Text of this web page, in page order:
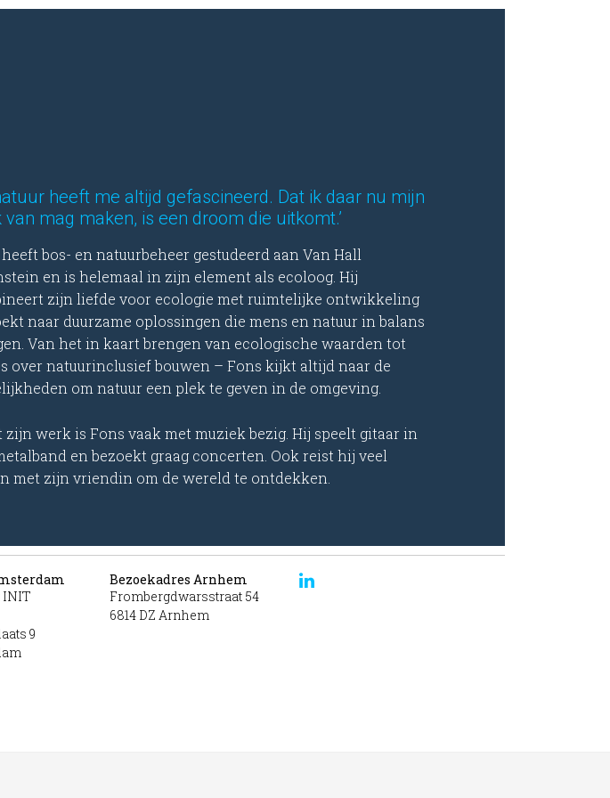
heeft me altijd gefascineerd. Dat ik daar nu mijn
van mag maken, is een droom die uitkomt.’
bos- en natuurbeheer gestudeerd aan Van Hall
en is helemaal in zijn element als ecoloog. Hij
zijn liefde voor ecologie met ruimtelijke ontwikkeling
naar duurzame oplossingen die mens en natuur in balans
Van het in kaart brengen van ecologische waarden tot
over natuurinclusief bouwen – Fons kijkt altijd naar de
om natuur een plek te geven in de omgeving.
zijn werk is Fons vaak met muziek bezig. Hij speelt gitaar in
en bezoekt graag concerten. Ook reist hij veel
met zijn vriendin om de wereld te ontdekken.
INIT
9
Bezoekadres Arnhem
Frombergdwarsstraat 54
6814 DZ Arnhem